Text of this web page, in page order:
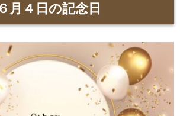
月４日の記念日